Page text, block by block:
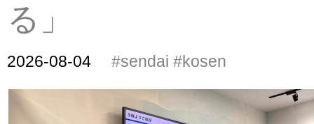
る」
2026-08-04 #sendai #kosen